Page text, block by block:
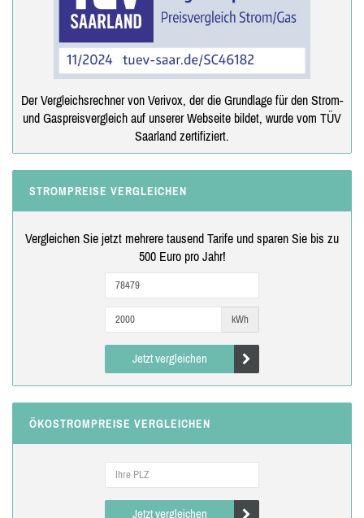
Der Vergleichsrechner von Verivox, der die Grundlage für den Strom-
und Gaspreisvergleich auf unserer Webseite bildet, wurde vom TÜV
Saarland zertifiziert.
STROMPREISE VERGLEICHEN
Vergleichen Sie jetzt mehrere tausend Tarife und sparen Sie bis zu
500 Euro pro Jahr!
kWh
Jetzt vergleichen
ÖKOSTROMPREISE VERGLEICHEN
Jetzt vergleichen